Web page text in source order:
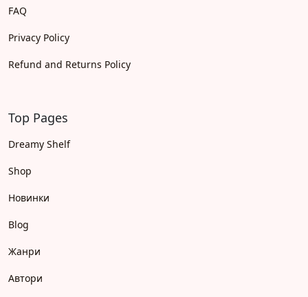
FAQ
Privacy Policy
Refund and Returns Policy
Top Pages
Dreamy Shelf
Shop
Новинки
Blog
Жанри
Автори